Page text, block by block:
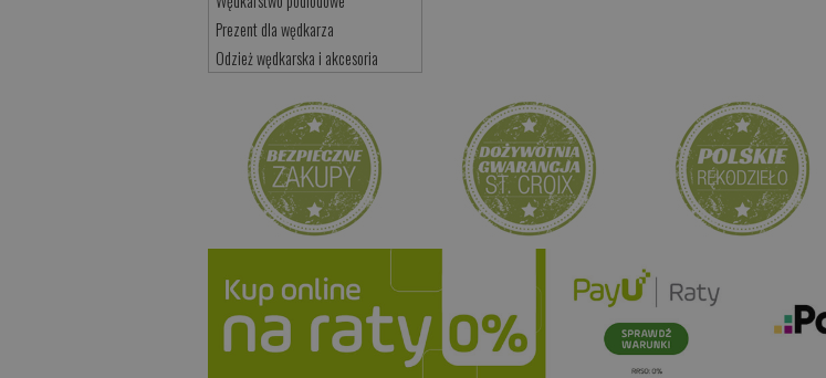
Prezent dla wędkarza
Odzież wędkarska i akcesoria